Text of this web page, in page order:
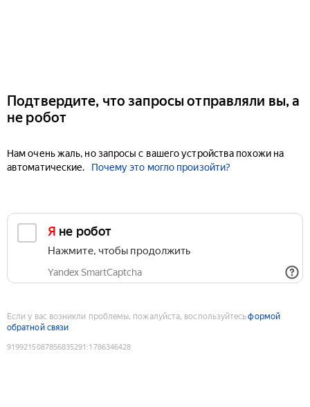
Подтвердите, что запросы отправляли вы, а
не робот
Нам очень жаль, но запросы с вашего устройства похожи на
автоматические.
Почему это могло произойти?
Я не робот
Нажмите, чтобы продолжить
Yandex SmartCaptcha
Если у вас возникли проблемы, пожалуйста, воспользуйтесьформой
обратной связи
9199215087856835291 :1786346428